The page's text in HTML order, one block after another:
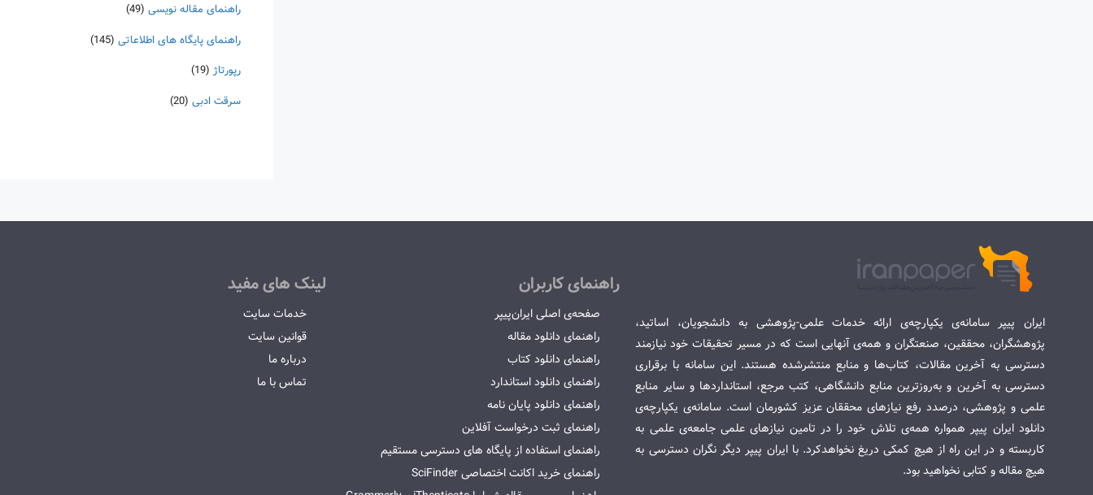
راهنمای مقاله نویسی (49)
راهنمای پایگاه های اطلاعاتی (145)
رپورتاژ (19)
سرقت ادبی (20)
ایران پیپر سامانه‌ی یکپارچه‌ی ارائه خدمات علمی-پژوهشی به دانشجویان، اساتید،
پژوهشگران، محققین، صنعتگران و همه‌ی آنهایی است که در مسیر تحقیقات خود نیازمند
دسترسی به آخرین مقالات، کتاب‌ها و منابع منتشرشده هستند. این سامانه با برقراری
دسترسی به آخرین و به‌روزترین منابع دانشگاهی، کتب مرجع، استانداردها و سایر منابع
علمی و پژوهشی، درصدد رفع نیازهای محققان عزیز کشورمان است. سامانه‌ی یکپارچه‌ی
دانلود ایران پیپر همواره همه‌ی تلاش خود را در تامین نیازهای علمی جامعه‌ی علمی به
کاربسته و در این راه از هیچ کمکی دریغ نخواهدکرد. با ایران پیپر دیگر نگران دسترسی به
هیچ مقاله و کتابی نخواهید بود.
راهنمای کاربران
صفحه‌ی اصلی ایران‌پیپر
راهنمای دانلود مقاله
راهنمای دانلود کتاب
راهنمای دانلود استاندارد
راهنمای دانلود پایان نامه
راهنمای ثبت درخواست آفلاین
راهنمای استفاده از پایگاه های دسترسی مستقیم
راهنمای خرید اکانت اختصاصی SciFinder
لینک های مفید
خدمات سایت
قوانین سایت
درباره ما
تماس با ما